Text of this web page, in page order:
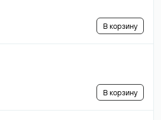
В корзину
В корзину